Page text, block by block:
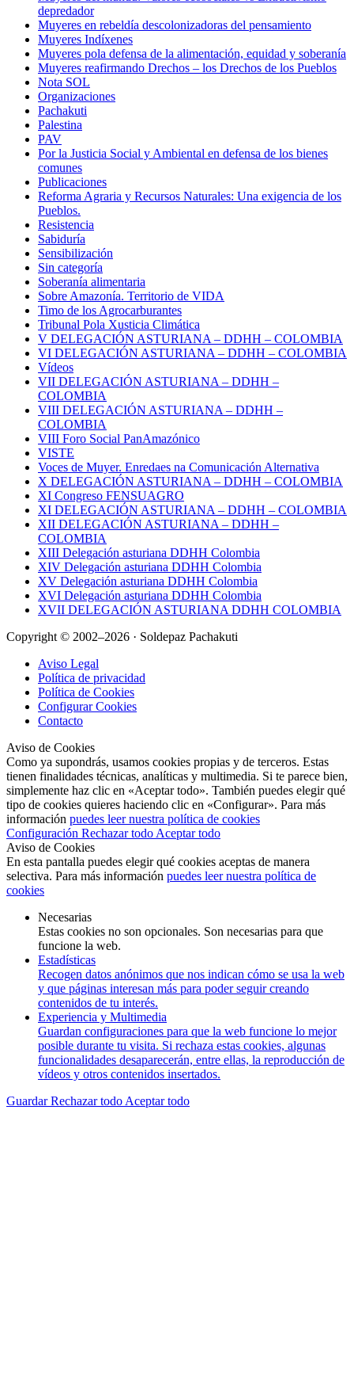
depredador
Muyeres en rebeldía descolonizadoras del pensamiento
Muyeres Indíxenes
Muyeres pola defensa de la alimentación, equidad y soberanía
Muyeres reafirmando Drechos – los Drechos de los Pueblos
Nota SOL
Organizaciones
Pachakuti
Palestina
PAV
Por la Justicia Social y Ambiental en defensa de los bienes
comunes
Publicaciones
Reforma Agraria y Recursos Naturales: Una exigencia de los
Pueblos.
Resistencia
Sabiduría
Sensibilización
Sin categoría
Soberanía alimentaria
Sobre Amazonía. Territorio de VIDA
Timo de los Agrocarburantes
Tribunal Pola Xusticia Climática
V DELEGACIÓN ASTURIANA – DDHH – COLOMBIA
VI DELEGACIÓN ASTURIANA – DDHH – COLOMBIA
Vídeos
VII DELEGACIÓN ASTURIANA – DDHH –
COLOMBIA
VIII DELEGACIÓN ASTURIANA – DDHH –
COLOMBIA
VIII Foro Social PanAmazónico
VISTE
Voces de Muyer. Enredaes na Comunicación Alternativa
X DELEGACIÓN ASTURIANA – DDHH – COLOMBIA
XI Congreso FENSUAGRO
XI DELEGACIÓN ASTURIANA – DDHH – COLOMBIA
XII DELEGACIÓN ASTURIANA – DDHH –
COLOMBIA
XIII Delegación asturiana DDHH Colombia
XIV Delegación asturiana DDHH Colombia
XV Delegación asturiana DDHH Colombia
XVI Delegación asturiana DDHH Colombia
XVII DELEGACIÓN ASTURIANA DDHH COLOMBIA
Copyright © 2002–2026 · Soldepaz Pachakuti
Aviso Legal
Política de privacidad
Política de Cookies
Configurar Cookies
Contacto
Aviso de Cookies
Como ya supondrás, usamos cookies propias y de terceros. Estas
tienen finalidades técnicas, analíticas y multimedia. Si te parece bien,
simplemente haz clic en «Aceptar todo». También puedes elegir qué
tipo de cookies quieres haciendo clic en «Configurar». Para más
información puedes leer nuestra política de cookies
Configuración Rechazar todo Aceptar todo
Aviso de Cookies
En esta pantalla puedes elegir qué cookies aceptas de manera
selectiva. Para más información puedes leer nuestra política de
cookies
Necesarias
Estas cookies no son opcionales. Son necesarias para que
funcione la web.
Estadísticas
Recogen datos anónimos que nos indican cómo se usa la web
y que páginas interesan más para poder seguir creando
contenidos de tu interés.
Experiencia y Multimedia
Guardan configuraciones para que la web funcione lo mejor
posible durante tu visita. Si rechaza estas cookies, algunas
funcionalidades desaparecerán, entre ellas, la reproducción de
vídeos y otros contenidos insertados.
GuardarRechazar todo Aceptar todo